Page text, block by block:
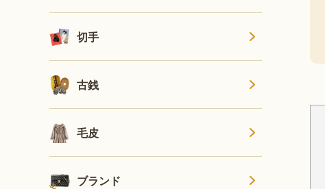
切手
古銭
毛皮
ブランド